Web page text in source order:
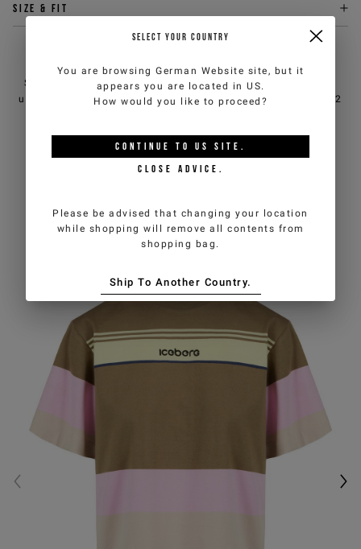
Size & fit
Sie können den Kundendienst von iceberg.com per E-Mail
unter
customercare@iceberg.com, wir antworten innerhalb von 2
DAS KÖNNTE IHNEN AUCH
SELECT YOUR COUNTRY
You are browsing German Website site, but it
appears you are located in US.
How would you like to proceed?
CONTINUE TO US SITE.
CLOSE ADVICE.
Please be advised that changing your location
while shopping will remove all contents from
shopping bag.
Ship To Another Country.